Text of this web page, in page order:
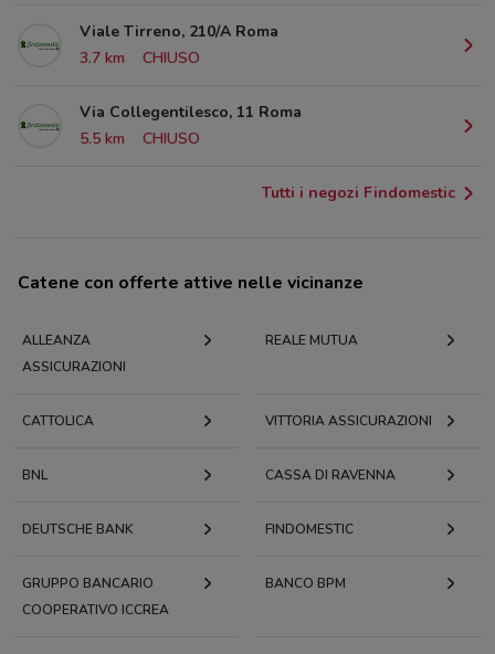
Viale Tirreno, 210/A Roma
3.7 km
CHIUSO
Via Collegentilesco, 11 Roma
5.5 km
CHIUSO
Tutti i negozi Findomestic
Catene con offerte attive nelle vicinanze
ALLEANZA
ASSICURAZIONI
REALE MUTUA
CATTOLICA VITTORIA ASSICURAZIONI
BNL CASSA DI RAVENNA
DEUTSCHE BANK FINDOMESTIC
GRUPPO BANCARIO
COOPERATIVO ICCREA
BANCO BPM